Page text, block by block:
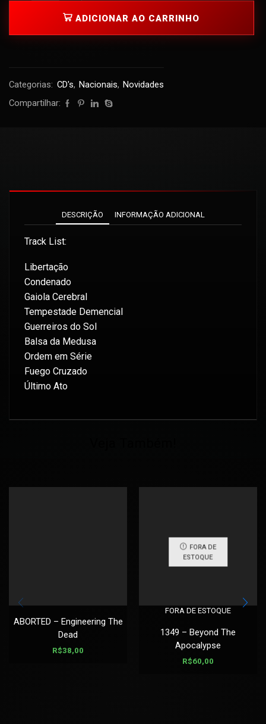
ADICIONAR AO CARRINHO
Categorias: CD's, Nacionais, Novidades
Compartilhar:
DESCRIÇÃO INFORMAÇÃO ADICIONAL
Track List:
Libertação
Condenado
Gaiola Cerebral
Tempestade Demencial
Guerreiros do Sol
Balsa da Medusa
Ordem em Série
Fuego Cruzado
Último Ato
ABORTED – Engineering The
Dead
R$38,00
FORA DE
ESTOQUE
FORA DE ESTOQUE
1349 – Beyond The
Apocalypse
R$60,00